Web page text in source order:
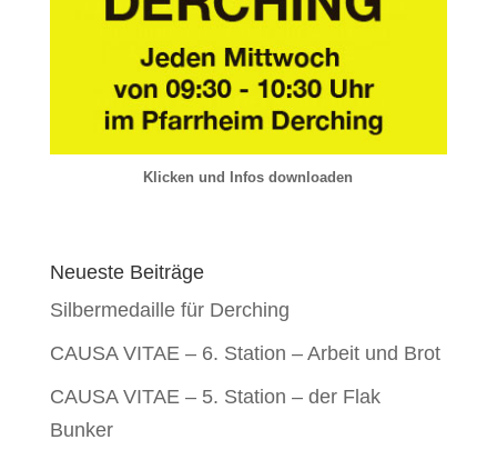
Klicken und Infos downloaden
Neueste Beiträge
Silbermedaille für Derching
CAUSA VITAE – 6. Station – Arbeit und Brot
CAUSA VITAE – 5. Station – der Flak
Bunker